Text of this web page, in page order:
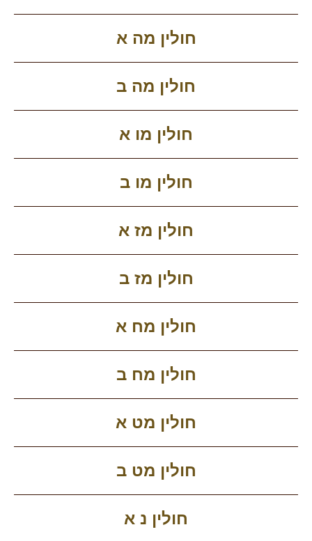
חולין מה א
חולין מה ב
חולין מו א
חולין מו ב
חולין מז א
חולין מז ב
חולין מח א
חולין מח ב
חולין מט א
חולין מט ב
חולין נ א